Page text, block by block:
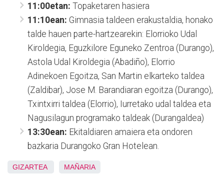
11:00etan: Topaketaren hasiera
11:10ean: Gimnasia taldeen erakustaldia, honako
talde hauen parte-hartzearekin: Elorrioko Udal
Kiroldegia, Eguzkilore Eguneko Zentroa (Durango),
Astola Udal Kiroldegia (Abadiño), Elorrio
Adinekoen Egoitza, San Martin elkarteko taldea
(Zaldibar), Jose M. Barandiaran egoitza (Durango),
Txintxirri taldea (Elorrio), Iurretako udal taldea eta
Nagusilagun programako taldeak (Durangaldea)
13:30ean: Ekitaldiaren amaiera eta ondoren
bazkaria Durangoko Gran Hotelean.
GIZARTEA MAÑARIA